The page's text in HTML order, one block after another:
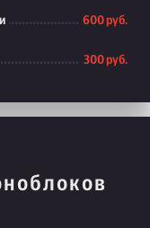
600 руб.
300 руб.